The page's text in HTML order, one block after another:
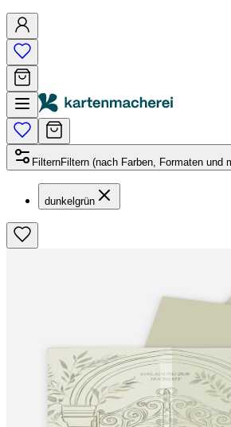
FilternFiltern (nach Farben, Formaten und
dunkelgrün